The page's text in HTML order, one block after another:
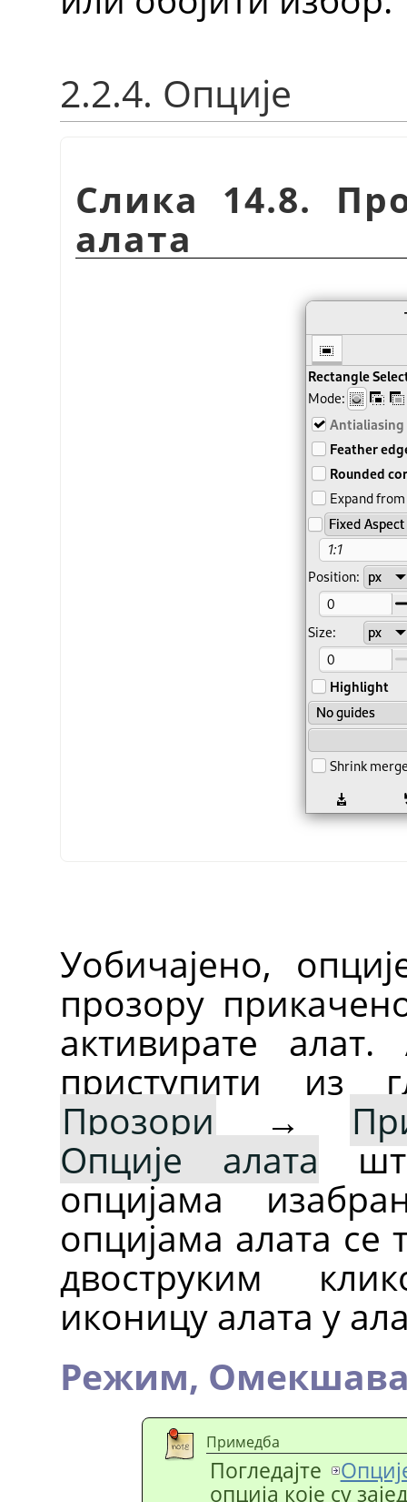
2.2.4. Опције
Слика 14.8.
алата
Уобичајено,
прозору
активирате
приступити из
Прозори →
Опције алата
опцијама
опцијама алата се
двоструким
иконицу алата у
Режим,
Примедба
Погледајте
опција које су